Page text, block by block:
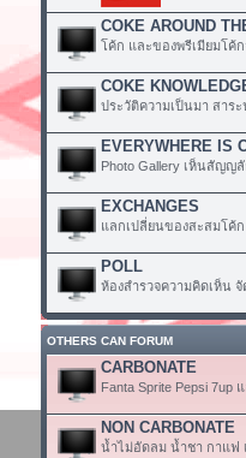
COKE AROUND
โค้ก และของพรีเมียมโค้
COKE
ประวัติความเป็นมา สาระ
EVERYWHERE IS
Photo Gallery เห็นสัญญ
EXCHANGES
แลกเปลี่ยนของสะสมโค้
POLL
ห้องสำรวจความคิดเห็น
OTHERS CAN FORUM
CARBONATE
Fanta Sprite Pepsi
NON CARBONATE
น้ำไม่อัดลม น้ำชา กาแฟ